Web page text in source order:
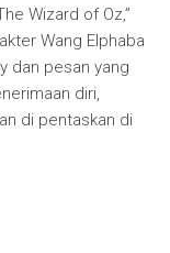
Wizard of Oz,”
Wang Elphaba
dan pesan yang
diri,
di pentaskan di